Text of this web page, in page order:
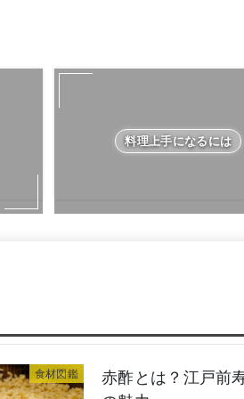
料理上手になるには
食材図鑑
赤酢とは？江戸前